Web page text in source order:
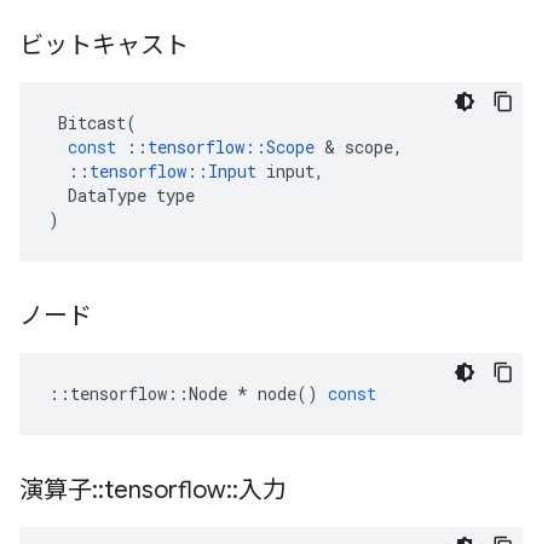
ビットキャスト
Bitcast(
const
:: tensorflow ::Scope & scope,
:: tensorflow :: Input input,
DataType type
)
ノード
:: tensorflow ::Node * node() const
演算子::tensorflow::入力